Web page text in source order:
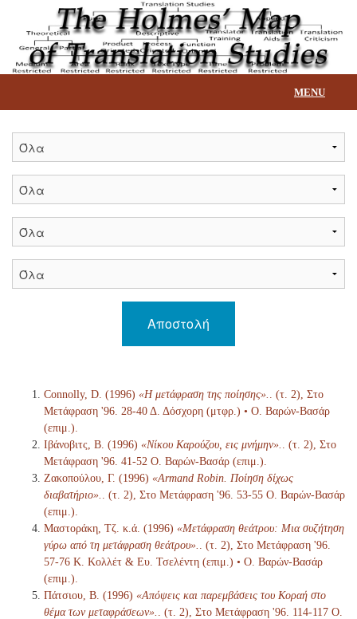
MENU
Αρχική
Τίτλοι
Επικοινωνία
Αποστολή
Connolly, D. (1996) «Η μετάφραση της ποίησης».
. (τ. 2), Στο
Μετάφραση '96. 28-40 Δ. Δόσχορη (μτφρ.) • Ο. Βαρών-Βασάρ
(επιμ.).
Ιβάνοβιτς, Β. (1996) «Νίκου Καρούζου, εις μνήμην».
. (τ. 2), Στο
Μετάφραση '96. 41-52 Ο. Βαρών-Βασάρ (επιμ.).
Ζακοπούλου, Γ. (1996) «Armand Robin. Ποίηση δίχως
διαβατήριο».
. (τ. 2), Στο Μετάφραση '96. 53-55 Ο. Βαρών-Βασάρ
(επιμ.).
Μαστοράκη, Τζ. κ.ά. (1996) «Μετάφραση θεάτρου: Μια συζήτηση
γύρω από τη μετάφραση θεάτρου».
. (τ. 2), Στο Μετάφραση '96.
57-76 Κ. Κολλέτ & Ευ. Τσελέντη (επιμ.) • Ο. Βαρών-Βασάρ
(επιμ.).
Πάτσιου, Β. (1996) «Απόψεις και παρεμβάσεις του Κοραή στο
θέμα των μεταφράσεων».
. (τ. 2), Στο Μετάφραση '96. 114-117 Ο.